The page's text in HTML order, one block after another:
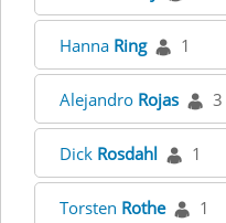
Hanna Ring 1
Alejandro Rojas 3
Dick Rosdahl 1
Torsten Rothe 1